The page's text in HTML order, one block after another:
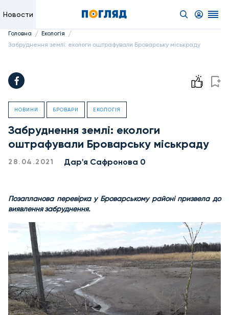
Новости
Головна / Екологія /
Забруднення землі: екологи оштрафували Броварську міськраду
НОВИНИ БРОВАРИ ЕКОЛОГІЯ
Забруднення землі: екологи
оштрафували Броварську міськраду
28.04.2021 Дар'я Сафронова 0
Позапланова перевірка у Броварському районі призвела до
виявлення забруднення.